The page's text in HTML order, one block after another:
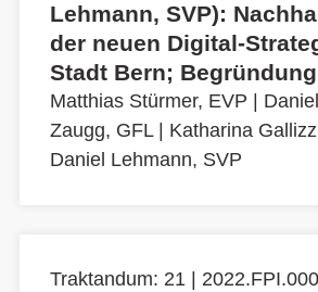
Lehmann, SVP):
der neuen Digital-
Stadt Bern;
Matthias Stürmer, EVP
Zaugg, GFL| Katharina
Daniel Lehmann, SVP
Traktandum: 21 |